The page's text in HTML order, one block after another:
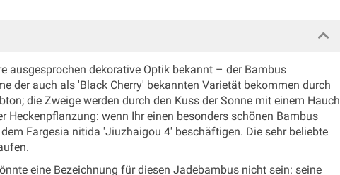
ausgesprochen dekorative Optik bekannt – der Bambus
der auch als 'Black Cherry' bekannten Varietät bekommen durch
die Zweige werden durch den Kuss der Sonne mit einem Hauch
Heckenpflanzung: wenn Ihr einen besonders schönen Bambus
Fargesia nitida 'Jiuzhaigou 4' beschäftigen. Die sehr beliebte
eine Bezeichnung für diesen Jadebambus nicht sein: seine